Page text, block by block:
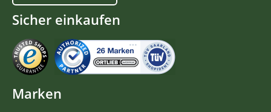
Sicher einkaufen
Marken